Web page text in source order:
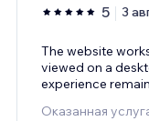
5 3
The website
viewed on a
experience
Оказанная